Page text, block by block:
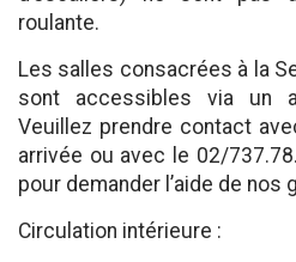
roulante.
Les salles consacrées à la
sont accessibles via un
Veuillez prendre contact
arrivée ou avec le 02/
pour demander l’aide de nos
Circulation intérieure :